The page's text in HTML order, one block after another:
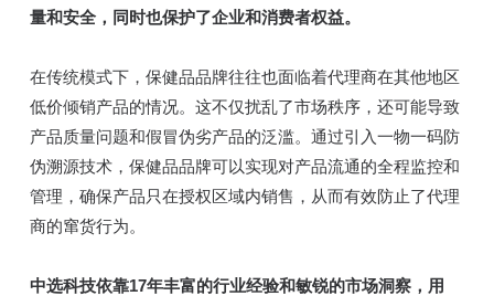
量和安全，同时也保护了企业和消费者权益。
在传统模式下，保健品品牌往往也面临着代理商在其他地区
低价倾销产品的情况。这不仅扰乱了市场秩序，还可能导致
产品质量问题和假冒伪劣产品的泛滥。通过引入一物一码防
伪溯源技术，保健品品牌可以实现对产品流通的全程监控和
管理，确保产品只在授权区域内销售，从而有效防止了代理
商的窜货行为。
中选科技依靠17年丰富的行业经验和敏锐的市场洞察，用